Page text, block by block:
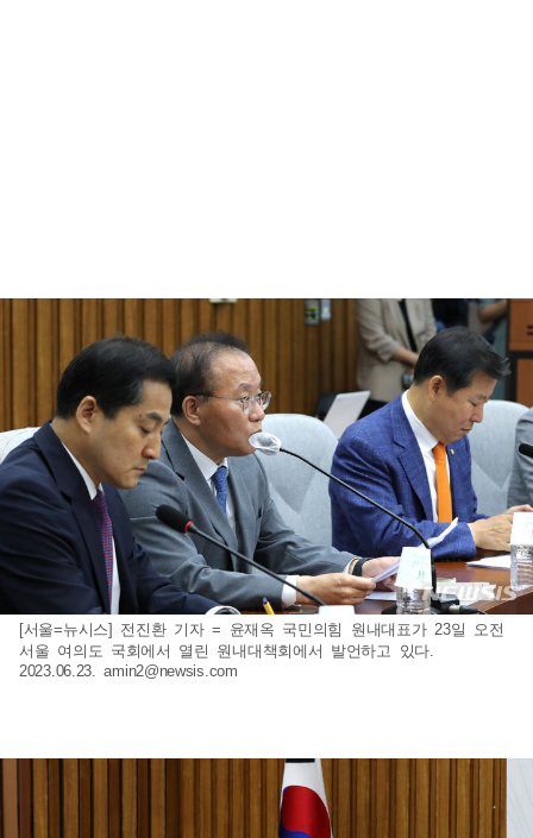
[서울=뉴시스] 전진환 기자 = 윤재옥 국민의힘 원내대표가 23일 오전
서울 여의도 국회에서 열린 원내대책회에서 발언하고 있다.
2023.06.23.amin2@newsis.com